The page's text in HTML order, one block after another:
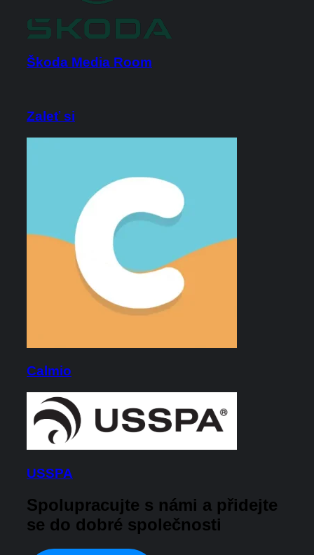
Škoda Media Room
Zaleť si
Calmio
USSPA
Spolupracujte s námi a přidejte
se do dobré společnosti